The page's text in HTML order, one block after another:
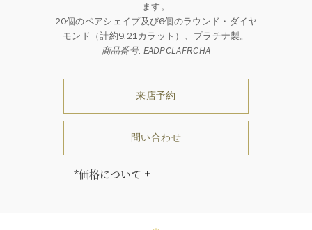
ます。
20個のペアシェイプ及び6個のラウンド・ダイヤ
モンド（計約9.21カラット）、プラチナ製。
商品番号: EADPCLAFRCHA
来店予約
問い合わせ
*価格について